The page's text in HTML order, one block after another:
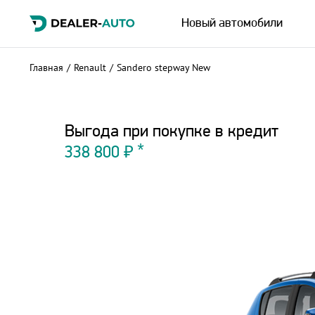
Новый автомобили
Главная / Renault / Sandero stepway New
Выгода при покупке в кредит
338 800 ₽